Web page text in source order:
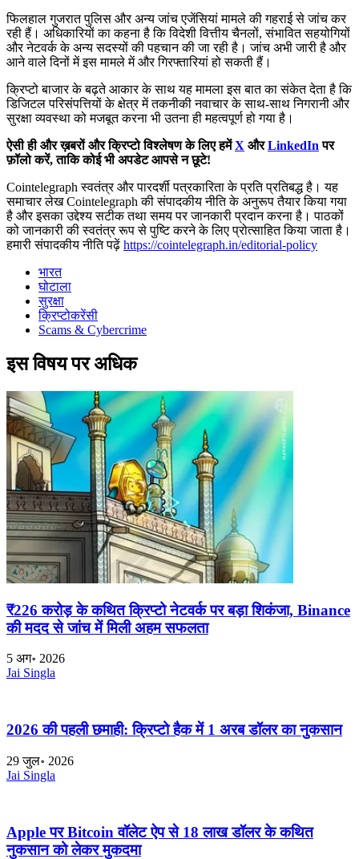
फिलहाल गुजरात पुलिस और अन्य जांच एजेंसियां मामले की गहराई से जांच कर
रही हैं। अधिकारियों का कहना है कि विदेशी वित्तीय चैनलों, संभावित सहयोगियों
और नेटवर्क के अन्य सदस्यों की पहचान की जा रही है। जांच अभी जारी है और
आने वाले दिनों में इस मामले में और गिरफ्तारियां हो सकती हैं।
क्रिप्टो बाजार के बढ़ते आकार के साथ यह मामला इस बात का संकेत देता है कि
डिजिटल परिसंपत्तियों के क्षेत्र में तकनीकी नवाचार के साथ-साथ निगरानी और
सुरक्षा व्यवस्था को मजबूत करना भी उतना ही महत्वपूर्ण हो गया है।
ऐसी ही और ख़बरों और क्रिप्टो विश्लेषण के लिए हमेंX औरLinkedIn पर
फ़ॉलो करें, ताकि कोई भी अपडेट आपसे न छूटे!
Cointelegraph स्वतंत्र और पारदर्शी पत्रकारिता के प्रति प्रतिबद्ध है। यह
समाचार लेख Cointelegraph की संपादकीय नीति के अनुरूप तैयार किया गया
है और इसका उद्देश्य सटीक तथा समय पर जानकारी प्रदान करना है। पाठकों
को जानकारी की स्वतंत्र रूप से पुष्टि करने के लिए प्रोत्साहित किया जाता है।
हमारी संपादकीय नीति पढ़ें https://cointelegraph.in/editorial-policy
भारत
घोटाला
सुरक्षा
क्रिप्टोकरेंसी
Scams & Cybercrime
इस विषय पर अधिक
₹226 करोड़ के कथित क्रिप्टो नेटवर्क पर बड़ा शिकंजा, Binance
की मदद से जांच में मिली अहम सफलता
5 अग॰ 2026
Jai Singla
2026 की पहली छमाही: क्रिप्टो हैक में 1 अरब डॉलर का नुकसान
29 जुल॰ 2026
Jai Singla
Apple पर Bitcoin वॉलेट ऐप से 18 लाख डॉलर के कथित
नुकसान को लेकर मुकदमा